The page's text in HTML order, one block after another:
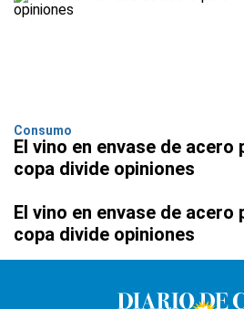
Consumo
El vino en envase de acero
copa divide opiniones
El vino en envase de acero
copa divide opiniones